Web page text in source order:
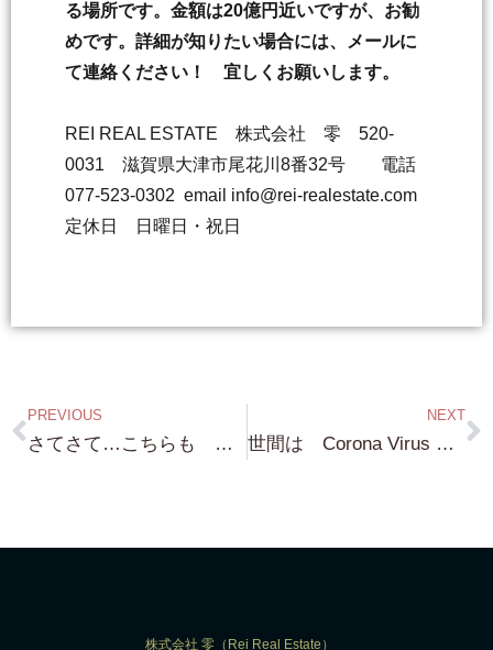
る場所です。金額は20億円近いですが、お勧
めです。詳細が知りたい場合には、メールに
て連絡ください！ 宜しくお願いします。
REI REAL ESTATE 株式会社 零 520-
0031 滋賀県大津市尾花川8番32号 電話
077-523-0302 email info@rei-realestate.com
定休日 日曜日・祝日
PREVIOUS
さてさて…こちらも 非常～～～に いい立地…というか これだけの広さの ”売り土地”は この 哲学の道には ないです！別荘用地
NEXT
世間は Corona Virus で大変ですが…私のお客様は こういった時に チャンスと…リーマンショックの時もそうだったように 求レア物件！
株式会社 零（Rei Real Estate）